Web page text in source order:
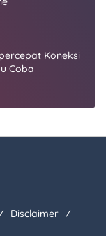
Koneksi
Coba
Disclaimer